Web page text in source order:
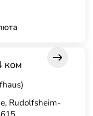
Rudolfsheim-
ком